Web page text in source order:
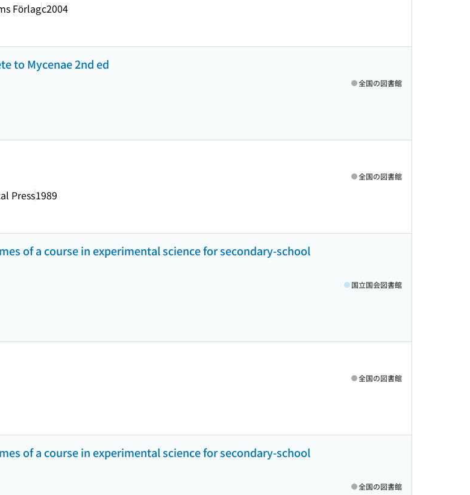
Förlagc2004
to Mycenae 2nd ed
全国の図書館
Press1989
全国の図書館
of a course in experimental science for secondary-school
国立国会図書館
全国の図書館
of a course in experimental science for secondary-school
全国の図書館